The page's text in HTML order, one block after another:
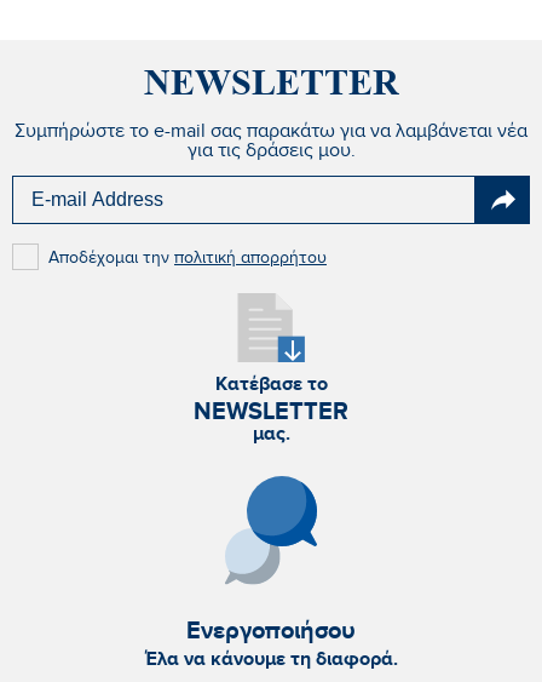
NEWSLETTER
Συμπήρώστε το e-mail σας παρακάτω για να λαμβάνεται νέα
για τις δράσεις μου.
Αποδέχομαι την πολιτική απορρήτου
Κατέβασε το
NEWSLETTER
μας.
Ενεργοποιήσου
Έλα να κάνουμε τη διαφορά.